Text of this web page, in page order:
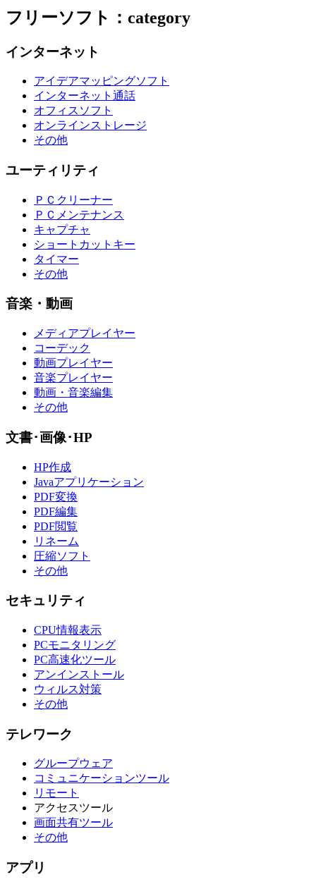
フリーソフト：category
インターネット
アイデアマッピングソフト
インターネット通話
オフィスソフト
オンラインストレージ
その他
ユーティリティ
ＰＣクリーナー
ＰＣメンテナンス
キャプチャ
ショートカットキー
タイマー
その他
音楽・動画
メディアプレイヤー
コーデック
動画プレイヤー
音楽プレイヤー
動画・音楽編集
その他
文書･画像･HP
HP作成
Javaアプリケーション
PDF変換
PDF編集
PDF閲覧
リネーム
圧縮ソフト
その他
セキュリティ
CPU情報表示
PCモニタリング
PC高速化ツール
アンインストール
ウィルス対策
その他
テレワーク
グループウェア
コミュニケーションツール
リモート
アクセスツール
画面共有ツール
その他
アプリ